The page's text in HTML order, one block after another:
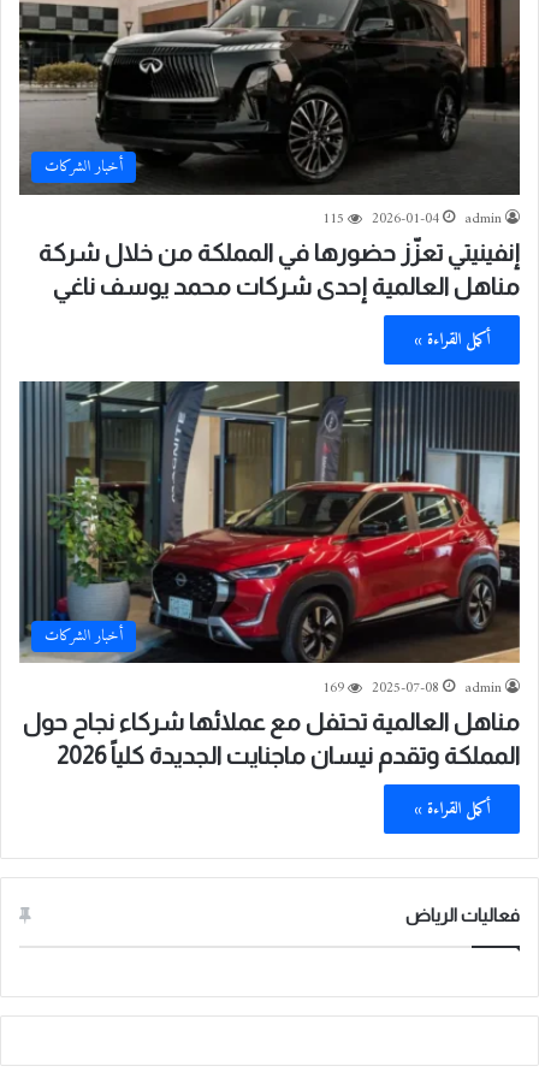
أخبار الشركات
admin
2026-01-04
115
إنفينيتي تعزّز حضورها في المملكة من خلال شركة
مناهل العالمية إحدى شركات محمد يوسف ناغي
أكمل القراءة »
أخبار الشركات
admin
2025-07-08
169
مناهل العالمية تحتفل مع عملائها شركاء نجاح حول
المملكة وتقدم نيسان ماجنايت الجديدة كلياً 2026
أكمل القراءة »
فعاليات الرياض